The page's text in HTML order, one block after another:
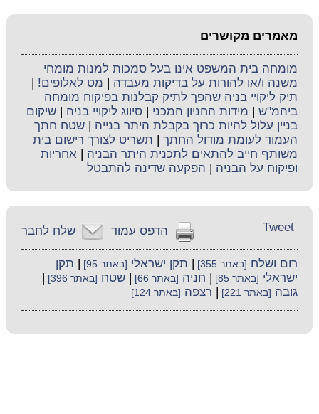
מאמרים מקושרים
מומחה בית המשפט אינו בעל סמכות למנות מומחי
משנה ו/או להורות על בדיקות מעבדה
מט לאלופים!
תיק ליקויי בניה שהפך לתיק קבלנות בפיקוח מומחה
ביהמ"ש
מידות החניון המכני |סיווג ליקויי בניה |שיקום
בניין עלול להיות כרוך בקבלת היתר בנייה |שטח חתך
העמוד לעומת מודול החתך
תשריט לצורך רישום בית
משותף חייב להתאים לתכנית היתר הבניה |אחריות
ופיקוח על הבניה
הפקעה שדינה להתבטל
שלח לחבר הדפס עמוד Tweet
רום ושלח [באתר 355] תקן ישראלי [באתר 95]
תקן
ישראלי [באתר 85] חניה [באתר 66] |שטח [באתר 396]
גובה [באתר 221] רצפה [באתר 124]